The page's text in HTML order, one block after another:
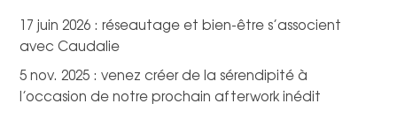
17 juin 2026 : réseautage et bien-être s’associent
avec Caudalie
5 nov. 2025 : venez créer de la sérendipité à
l’occasion de notre prochain afterwork inédit